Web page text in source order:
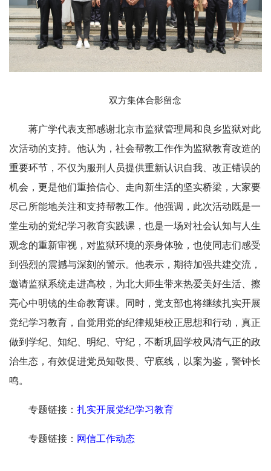
双方集体合影留念
蒋广学代表支部感谢北京市监狱管理局和良乡监狱对此
次活动的支持。他认为，社会帮教工作作为监狱教育改造的
重要环节，不仅为服刑人员提供重新认识自我、改正错误的
机会，更是他们重拾信心、走向新生活的坚实桥梁，大家要
尽己所能地关注和支持帮教工作。他强调，此次活动既是一
堂生动的党纪学习教育实践课，也是一场对社会认知与人生
观念的重新审视，对监狱环境的亲身体验，也使同志们感受
到强烈的震撼与深刻的警示。他表示，期待加强共建交流，
邀请监狱系统走进高校，为北大师生带来热爱美好生活、擦
亮心中明镜的生命教育课。同时，党支部也将继续扎实开展
党纪学习教育，自觉用党的纪律规矩校正思想和行动，真正
做到学纪、知纪、明纪、守纪，不断巩固学校风清气正的政
治生态，有效促进党员知敬畏、守底线，以案为鉴，警钟长
鸣。
专题链接： 扎实开展党纪学习教育
专题链接： 网信工作动态